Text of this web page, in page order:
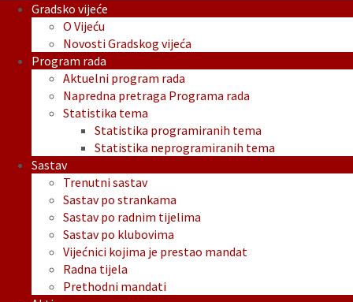
Gradsko vijeće
O Vijeću
Novosti Gradskog vijeća
Program rada
Aktuelni program rada
Napredna pretraga Programa rada
Statistika tema
Statistika programiranih tema
Statistika neprogramiranih tema
Sastav
Trenutni sastav
Sastav po strankama
Sastav po radnim tijelima
Sastav po klubovima
Vijećnici kojima je prestao mandat
Radna tijela
Prethodni mandati